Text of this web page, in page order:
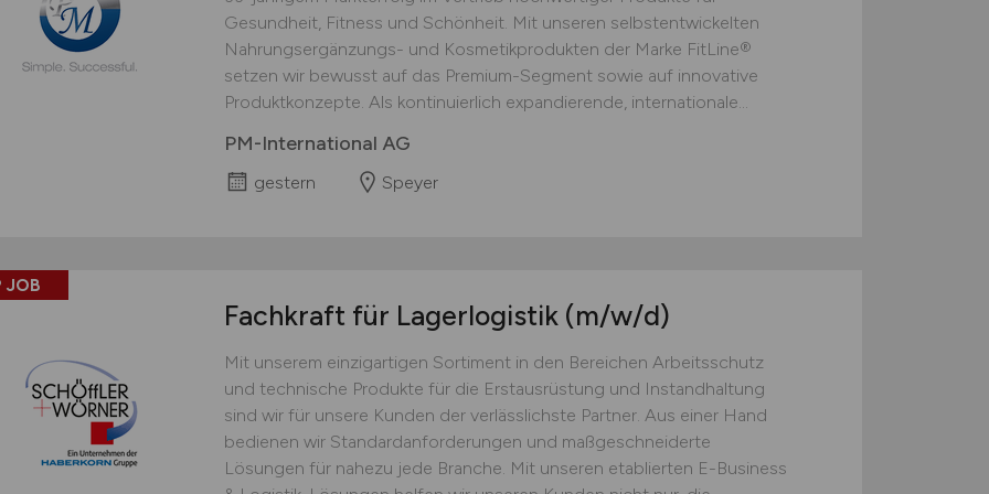
Gesundheit, Fitness und Schönheit. Mit unseren selbstentwickelten
Nahrungsergänzungs- und Kosmetikprodukten der Marke FitLine®
setzen wir bewusst auf das Premium-Segment sowie auf innovative
Produktkonzepte. Als kontinuierlich expandierende, internationale...
PM-International AG
gestern Speyer
JOB
Fachkraft für Lagerlogistik (m/w/d)
Mit unserem einzigartigen Sortiment in den Bereichen Arbeitsschutz
und technische Produkte für die Erstausrüstung und Instandhaltung
sind wir für unsere Kunden der verlässlichste Partner. Aus einer Hand
bedienen wir Standardanforderungen und maßgeschneiderte
Lösungen für nahezu jede Branche. Mit unseren etablierten E-Business